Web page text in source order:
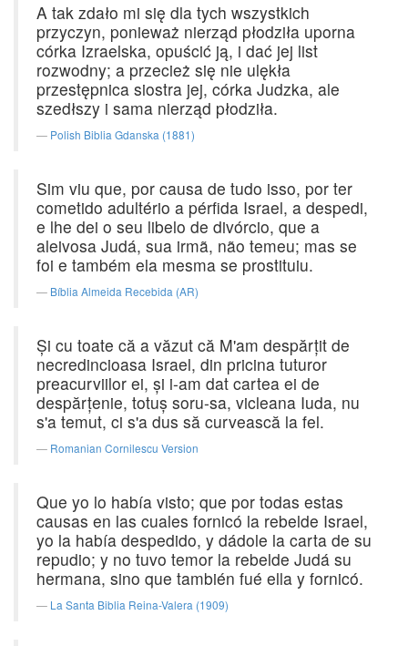
A tak zdało mi się dla tych wszystkich
przyczyn, ponieważ nierząd płodziła uporna
córka Izraelska, opuścić ją, i dać jej list
rozwodny; a przecież się nie ulękła
przestępnica siostra jej, córka Judzka, ale
szedłszy i sama nierząd płodziła.
Polish Biblia Gdanska (1881)
Sim viu que, por causa de tudo isso, por ter
cometido adultério a pérfida Israel, a despedi,
e lhe dei o seu libelo de divórcio, que a
aleivosa Judá, sua irmã, não temeu; mas se
foi e também ela mesma se prostituiu.
Bíblia Almeida Recebida (AR)
Şi cu toate că a văzut că M'am despărţit de
necredincioasa Israel, din pricina tuturor
preacurviilor ei, şi i-am dat cartea ei de
despărţenie, totuş soru-sa, vicleana Iuda, nu
s'a temut, ci s'a dus să curvească la fel.
Romanian Cornilescu Version
Que yo lo había visto; que por todas estas
causas en las cuales fornicó la rebelde Israel,
yo la había despedido, y dádole la carta de su
repudio; y no tuvo temor la rebelde Judá su
hermana, sino que también fué ella y fornicó.
La Santa Biblia Reina-Valera (1909)